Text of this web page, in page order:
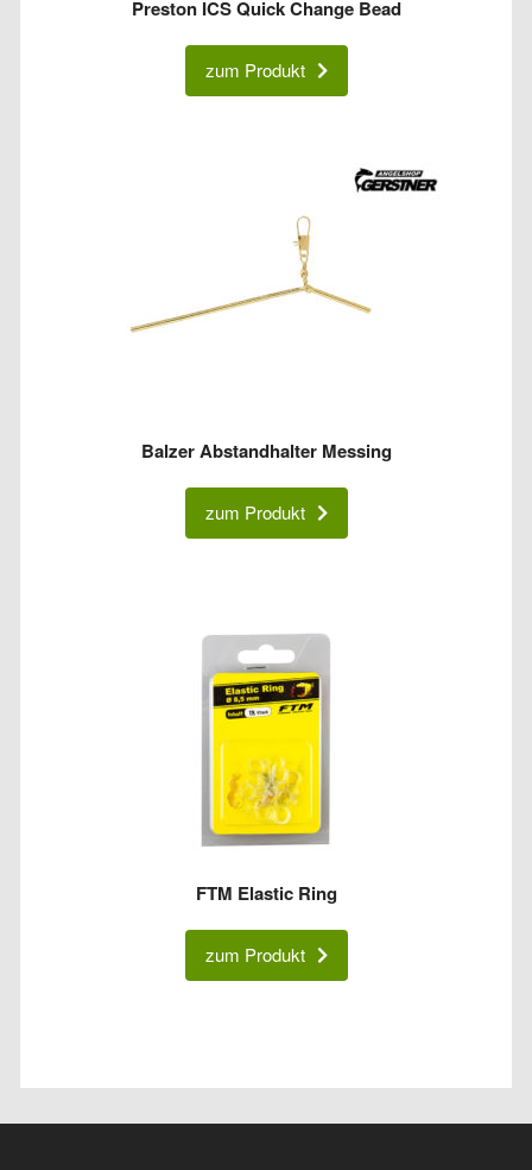
Preston ICS Quick Change Bead
zum Produkt
Balzer Abstandhalter Messing
zum Produkt
FTM Elastic Ring
zum Produkt